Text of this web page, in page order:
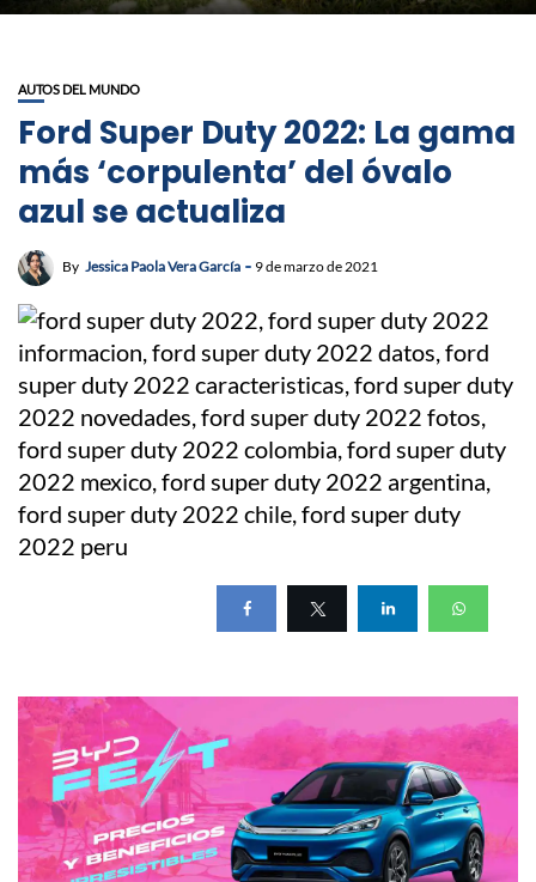
AUTOS DEL MUNDO
Ford Super Duty 2022: La gama
más ‘corpulenta’ del óvalo
azul se actualiza
By Jessica Paola Vera García 9 de marzo de 2021